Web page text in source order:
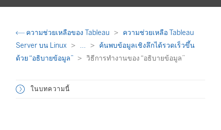
ความช่วยเหลือของ Tableau
ความช่วยเหลือ Tableau
Server บน Linux
...
ค้นพบข้อมูลเชิงลึกได้รวดเร็วขึ้น
ด้วย “อธิบายข้อมูล”
วิธีการทำงานของ “อธิบายข้อมูล”
ในบทความนี้